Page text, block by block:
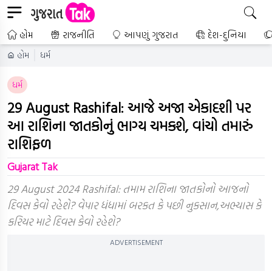
હોમ રાજનીતિ આપણું ગુજરાત દેશ-દુનિયા
હોમ ધર્મ
ધર્મ
29 August Rashifal: આજે અજા એકાદશી પર
આ રાશિના જાતકોનું ભાગ્ય ચમકશે, વાંચો તમારું
રાશિફળ
Gujarat Tak
29 August 2024 Rashifal: તમામ રાશિના જાતકોનો આજનો
દિવસ કેવો રહેશે? વેપાર ધંધામાં બરકત કે પછી નુકસાન,અભ્યાસ કે
કરિયર માટે દિવસ કેવો રહેશે?
ADVERTISEMENT